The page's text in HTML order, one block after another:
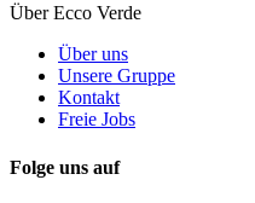
Über Ecco Verde
Über uns
Unsere Gruppe
Kontakt
Freie Jobs
Folge uns auf